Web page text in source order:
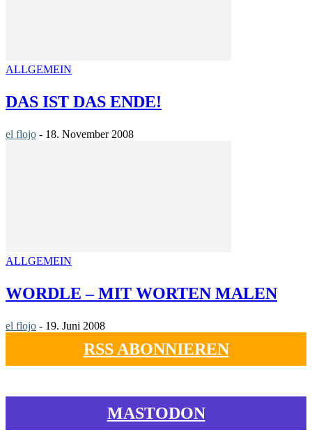
ALLGEMEIN
DAS IST DAS ENDE!
el flojo - 18. November 2008
ALLGEMEIN
WORDLE – MIT WORTEN MALEN
el flojo - 19. Juni 2008
RSS ABONNIEREN
MASTODON